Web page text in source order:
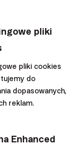
członków
Rozpoczynają
światowe
na dalsze cięcia
|18. listopada
pliki
pliki cookies
do
dopasowanych,
reklam.
Enhanced